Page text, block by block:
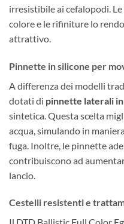
irresistibile ai cefalopodi.
colore e le rifiniture lo
attrattivo.
Pinnette in silicone per
A differenza dei modelli
dotati di pinnette laterali
sintetica. Questa scelta
acqua, simulando in
fuga. Inoltre, le pinnette
contribuiscono ad
lancio.
Cestelli resistenti e